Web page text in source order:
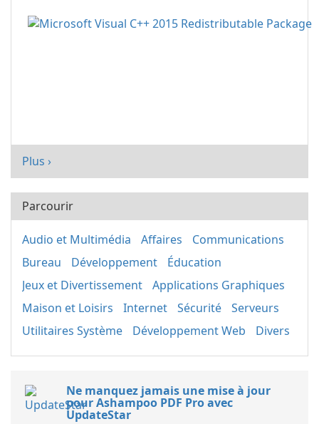
Plus ›
Parcourir
Audio et Multimédia Affaires
Communications
Bureau
Développement
Éducation
Jeux et Divertissement
Applications Graphiques
Maison et Loisirs
Internet Sécurité
Serveurs
Utilitaires Système
Développement Web Divers
Ne manquez jamais une mise à jour
pour Ashampoo PDF Pro avec
UpdateStar